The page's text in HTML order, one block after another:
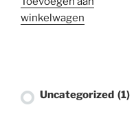
Herfst
winkelwagen
Uncategorized (1)